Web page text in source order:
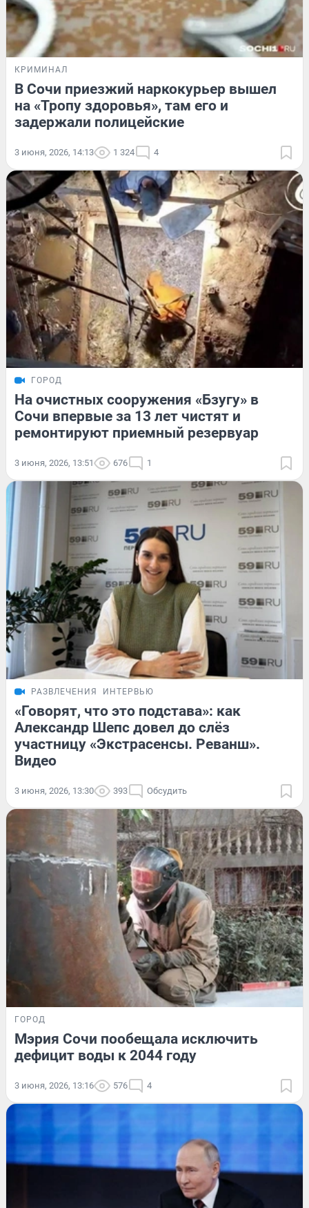
КРИМИНАЛ
В Сочи приезжий наркокурьер вышел
на «Тропу здоровья», там его и
задержали полицейские
3 июня, 2026, 14:13 1 324 4
ГОРОД
На очистных сооружения «Бзугу» в
Сочи впервые за 13 лет чистят и
ремонтируют приемный резервуар
3 июня, 2026, 13:51 676 1
РАЗВЛЕЧЕНИЯ ИНТЕРВЬЮ
«Говорят, что это подстава»: как
Александр Шепс довел до слёз
участницу «Экстрасенсы. Реванш».
Видео
3 июня, 2026, 13:30 393 Обсудить
ГОРОД
Мэрия Сочи пообещала исключить
дефицит воды к 2044 году
3 июня, 2026, 13:16 576 4